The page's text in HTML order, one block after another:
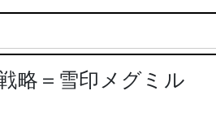
略＝雪印メグミル